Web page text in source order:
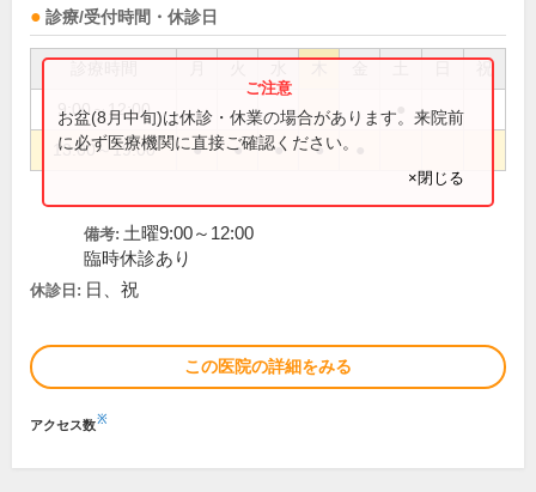
診療/受付時間・休診日
祝
9:00～12:00
13:00～19:00 ● ● ● ●
お盆(8月中旬)は休診・休業の場合があります。来院前
に必ず医療機関に直接ご確認ください。
×閉じる
備考: 土曜9:00～12:00
臨時休診あり
休診日: 日、祝
この医院の詳細をみる
アクセス数※